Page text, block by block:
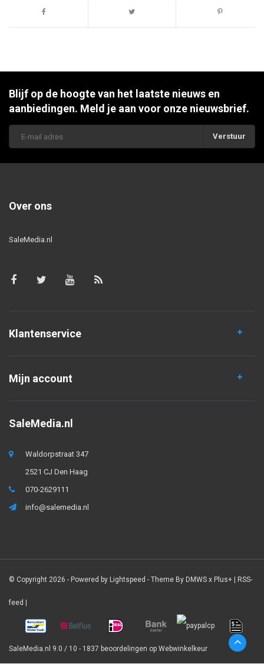
Blijf op de hoogte van het laatste nieuws en
aanbiedingen. Meld je aan voor onze nieuwsbrief.
Verstuur
Over ons
SaleMedia.nl
Klantenservice
Mijn account
SaleMedia.nl
Waldorpstraat 347
2521 CJ Den Haag
070-2629111
info@salemedia.nl
© Copyright 2026 - Powered by Lightspeed - Theme By DMWS x Plus+ RSS-
feed
SaleMedia.nl 9.0 / 10 - 1837 beoordelingen op Webwinkelkeur